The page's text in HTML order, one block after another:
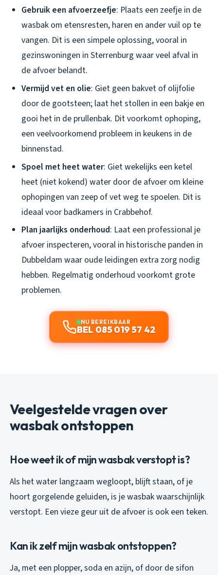
Gebruik een afvoerzeefje: Plaats een zeefje in de
wasbak om etensresten, haren en ander vuil op te
vangen. Dit is een simpele oplossing, vooral in
gezinswoningen in Sterrenburg waar veel afval in
de afvoer belandt.
Vermijd vet en olie: Giet geen bakvet of olijfolie
door de gootsteen; laat het stollen in een bakje en
gooi het in de prullenbak. Dit voorkomt ophoping,
een veelvoorkomend probleem in keukens in de
binnenstad.
Spoel met heet water: Giet wekelijks een ketel
heet (niet kokend) water door de afvoer om kleine
ophopingen van zeep of vet weg te spoelen. Dit is
ideaal voor badkamers in Crabbehof.
Plan jaarlijks onderhoud: Laat een professional je
afvoer inspecteren, vooral in historische panden in
Dubbeldam waar oude leidingen extra zorg nodig
hebben. Regelmatig onderhoud voorkomt grote
problemen.
NU BEREIKBAAR
BEL 085 019 57 42
Veelgestelde vragen over
wasbak ontstoppen
Hoe weet ik of mijn wasbak verstopt is?
Als het water langzaam wegloopt, blijft staan, of je
hoort gorgelende geluiden, is je wasbak waarschijnlijk
verstopt. Een vieze geur uit de afvoer is ook een teken.
Kan ik zelf mijn wasbak ontstoppen?
Ja, met een plopper, soda en azijn, of door de sifon